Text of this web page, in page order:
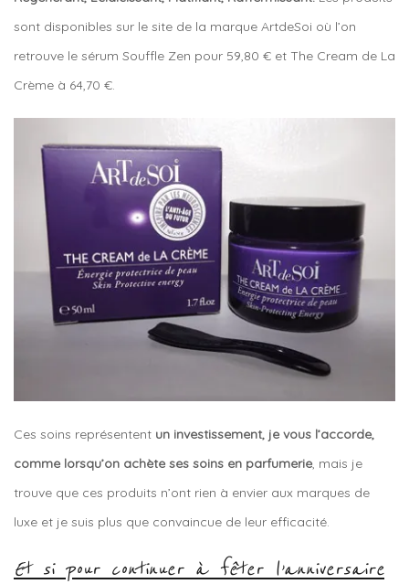
sont disponibles sur le site de la marque ArtdeSoi où l’on
retrouve le sérum Souffle Zen pour 59,80 € et The Cream de La
Crème à 64,70 €.
Ces soins représentent un investissement, je vous l’accorde,
comme lorsqu’on achète ses soins en parfumerie, mais je
trouve que ces produits n’ont rien à envier aux marques de
luxe et je suis plus que convaincue de leur efficacité.
Et si pour continuer à fêter l’anniversaire